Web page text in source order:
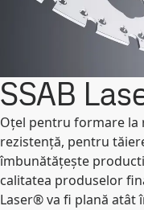
SSAB
Oțel pentru formare la
rezistență, pentru
îmbunătățește
calitatea produselor
Laser® va fi plană atât